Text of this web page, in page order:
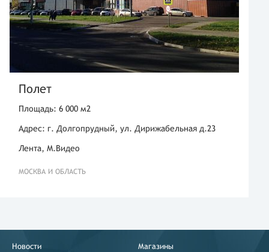
Полет
Площадь: 6 000 м2
Адрес: г. Долгопрудный, ул. Дирижабельная д.23
Лента, М.Видео
МОСКВА И ОБЛАСТЬ
Новости
Магазины